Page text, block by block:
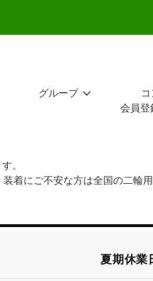
グループ
会員登
。
着にご不安な方は全国の二
夏期休業